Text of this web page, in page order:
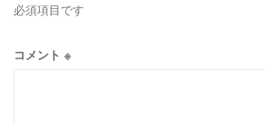
必須項目です
コメント ※